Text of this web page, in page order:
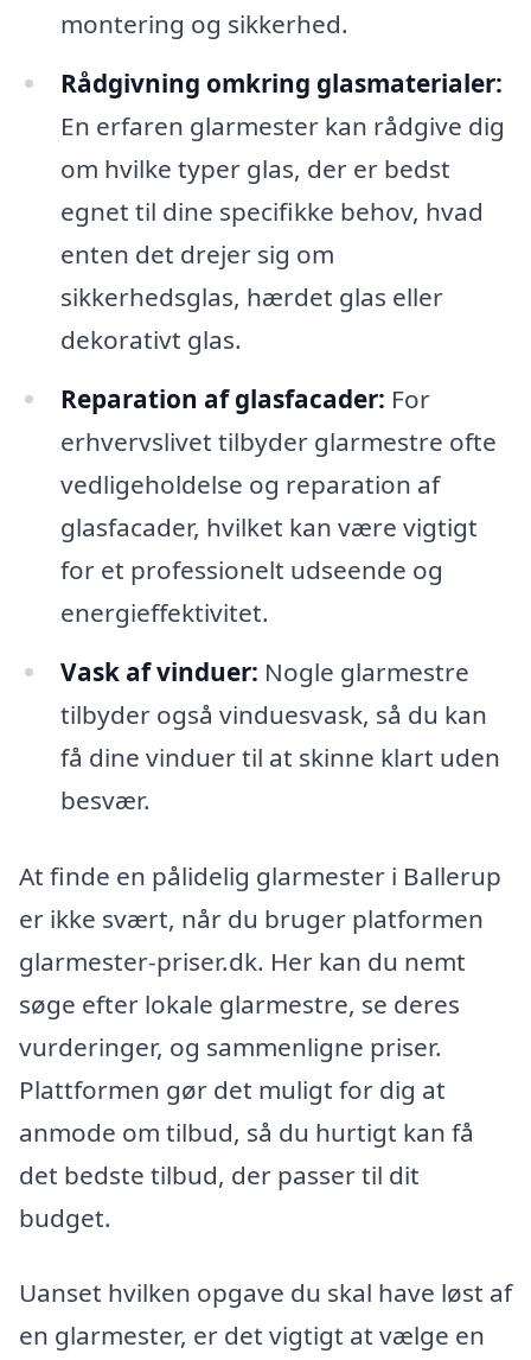
montering og sikkerhed.
Rådgivning omkring glasmaterialer:
En erfaren glarmester kan rådgive dig
om hvilke typer glas, der er bedst
egnet til dine specifikke behov, hvad
enten det drejer sig om
sikkerhedsglas, hærdet glas eller
dekorativt glas.
Reparation af glasfacader: For
erhvervslivet tilbyder glarmestre ofte
vedligeholdelse og reparation af
glasfacader, hvilket kan være vigtigt
for et professionelt udseende og
energieffektivitet.
Vask af vinduer: Nogle glarmestre
tilbyder også vinduesvask, så du kan
få dine vinduer til at skinne klart uden
besvær.
At finde en pålidelig glarmester i Ballerup
er ikke svært, når du bruger platformen
glarmester-priser.dk. Her kan du nemt
søge efter lokale glarmestre, se deres
vurderinger, og sammenligne priser.
Plattformen gør det muligt for dig at
anmode om tilbud, så du hurtigt kan få
det bedste tilbud, der passer til dit
budget.
Uanset hvilken opgave du skal have løst af
en glarmester, er det vigtigt at vælge en